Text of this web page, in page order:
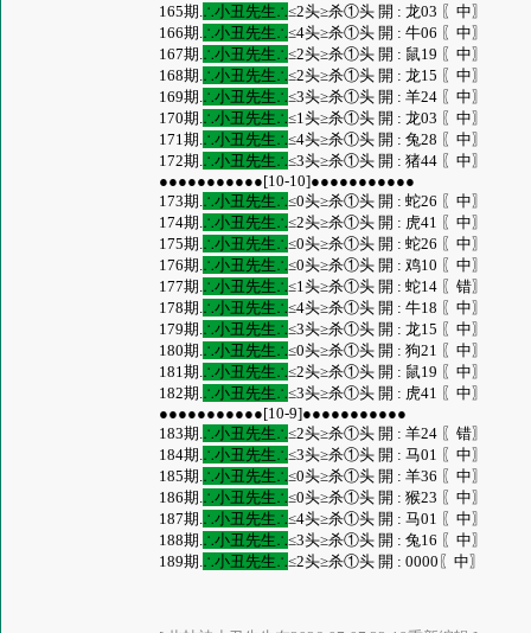
165期.∴小丑先生∴≤2头≥杀①头 開 : 龙03 〖中〗
166期.∴小丑先生∴≤4头≥杀①头 開 : 牛06 〖中〗
167期.∴小丑先生∴≤2头≥杀①头 開 : 鼠19 〖中〗
168期.∴小丑先生∴≤2头≥杀①头 開 : 龙15 〖中〗
169期.∴小丑先生∴≤3头≥杀①头 開 : 羊24 〖中〗
170期.∴小丑先生∴≤1头≥杀①头 開 : 龙03 〖中〗
171期.∴小丑先生∴≤4头≥杀①头 開 : 兔28 〖中〗
172期.∴小丑先生∴≤3头≥杀①头 開 : 猪44 〖中〗
●●●●●●●●●●●[10-10]●●●●●●●●●●●
173期.∴小丑先生∴≤0头≥杀①头 開 : 蛇26 〖中〗
174期.∴小丑先生∴≤2头≥杀①头 開 : 虎41 〖中〗
175期.∴小丑先生∴≤0头≥杀①头 開 : 蛇26 〖中〗
176期.∴小丑先生∴≤0头≥杀①头 開 : 鸡10 〖中〗
177期.∴小丑先生∴≤1头≥杀①头 開 : 蛇14 〖错〗
178期.∴小丑先生∴≤4头≥杀①头 開 : 牛18 〖中〗
179期.∴小丑先生∴≤3头≥杀①头 開 : 龙15 〖中〗
180期.∴小丑先生∴≤0头≥杀①头 開 : 狗21 〖中〗
181期.∴小丑先生∴≤2头≥杀①头 開 : 鼠19 〖中〗
182期.∴小丑先生∴≤3头≥杀①头 開 : 虎41 〖中〗
●●●●●●●●●●●[10-9]●●●●●●●●●●●
183期.∴小丑先生∴≤2头≥杀①头 開 : 羊24 〖错〗
184期.∴小丑先生∴≤3头≥杀①头 開 : 马01 〖中〗
185期.∴小丑先生∴≤0头≥杀①头 開 : 羊36 〖中〗
186期.∴小丑先生∴≤0头≥杀①头 開 : 猴23 〖中〗
187期.∴小丑先生∴≤4头≥杀①头 開 : 马01 〖中〗
188期.∴小丑先生∴≤3头≥杀①头 開 : 兔16 〖中〗
189期.∴小丑先生∴≤2头≥杀①头 開 : 0000〖中〗